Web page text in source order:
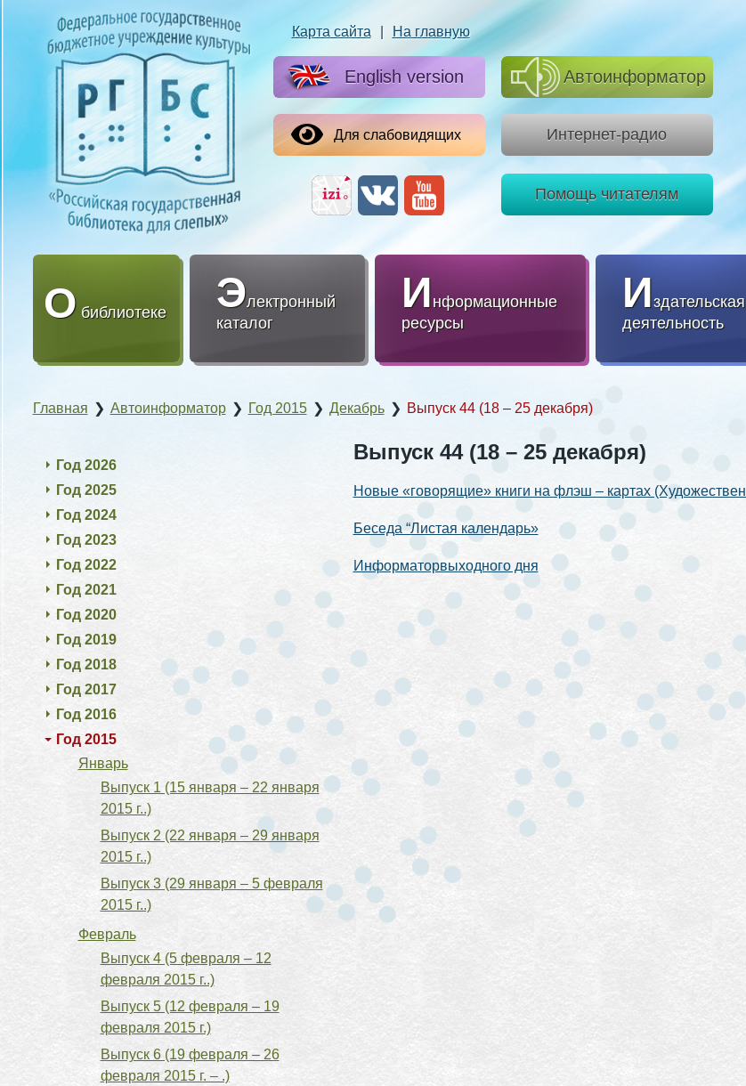
Карта сайта На главную
English version
Для слабовидящих
Автоинформатор
Интернет-радио
Помощь читателям
О библиотеке Электронный
каталог
Информационные
ресурсы
Издательская
деятельность
Главная ❯ Автоинформатор ❯ Год 2015 ❯ Декабрь ❯ Выпуск 44 (18 – 25 декабря)
Выпуск 44 (18 – 25 декабря)
Новые «говорящие» книги на флэш – картах
Беседа “Листая календарь»
Информаторвыходного дня
Год 2026
Год 2025
Год 2024
Год 2023
Год 2022
Год 2021
Год 2020
Год 2019
Год 2018
Год 2017
Год 2016
Год 2015
Январь
Выпуск 1 (15 января – 22 января
2015 г..)
Выпуск 2 (22 января – 29 января
2015 г..)
Выпуск 3 (29 января – 5 февраля
2015 г..)
Февраль
Выпуск 4 (5 февраля – 12
февраля 2015 г..)
Выпуск 5 (12 февраля – 19
февраля 2015 г.)
Выпуск 6 (19 февраля – 26
февраля 2015 г. – .)